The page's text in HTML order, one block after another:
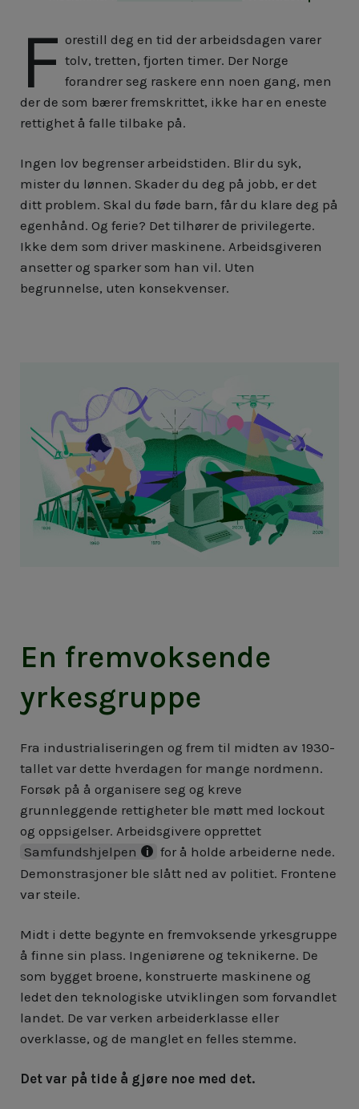
F orestill deg en tid der arbeidsdagen varer
tolv, tretten, fjorten timer. Der Norge
forandrer seg raskere enn noen gang, men
der de som bærer fremskrittet, ikke har en eneste
rettighet å falle tilbake på.
Ingen lov begrenser arbeidstiden. Blir du syk,
mister du lønnen. Skader du deg på jobb, er det
ditt problem. Skal du føde barn, får du klare deg på
egenhånd. Og ferie? Det tilhører de privilegerte.
Ikke dem som driver maskinene. Arbeidsgiveren
ansetter og sparker som han vil. Uten
begrunnelse, uten konsekvenser.
En fremvoksende
yrkesgruppe
Fra industrialiseringen og frem til midten av 1930-
tallet var dette hverdagen for mange nordmenn.
Forsøk på å organisere seg og kreve
grunnleggende rettigheter ble møtt med lockout
og oppsigelser. Arbeidsgivere opprettet
Samfundshjelpen
for å holde arbeiderne nede.
Demonstrasjoner ble slått ned av politiet. Frontene
var steile.
Midt i dette begynte en fremvoksende yrkesgruppe
å finne sin plass. Ingeniørene og teknikerne. De
som bygget broene, konstruerte maskinene og
ledet den teknologiske utviklingen som forvandlet
landet. De var verken arbeiderklasse eller
overklasse, og de manglet en felles stemme.
Det var på tide å gjøre noe med det.